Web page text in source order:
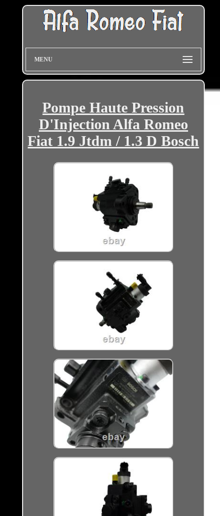
MENU
Pompe Haute Pression
D'Injection Alfa Romeo
Fiat 1.9 Jtdm / 1.3 D Bosch